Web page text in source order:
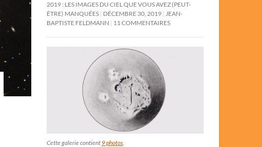
2019 : LES IMAGES DU CIEL QUE VOUS AVEZ (PEUT-
ÊTRE) MANQUÉES DÉCEMBRE 30, 2019 JEAN-
BAPTISTE FELDMANN
11 COMMENTAIRES
Cette galerie contient 9 photos